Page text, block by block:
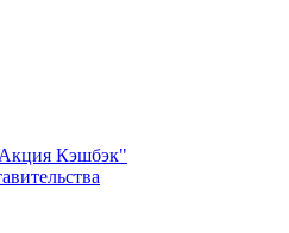
Кэшбэк"